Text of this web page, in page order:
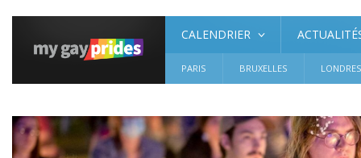
CALENDRIER
PARIS BRUXELLES LONDRES